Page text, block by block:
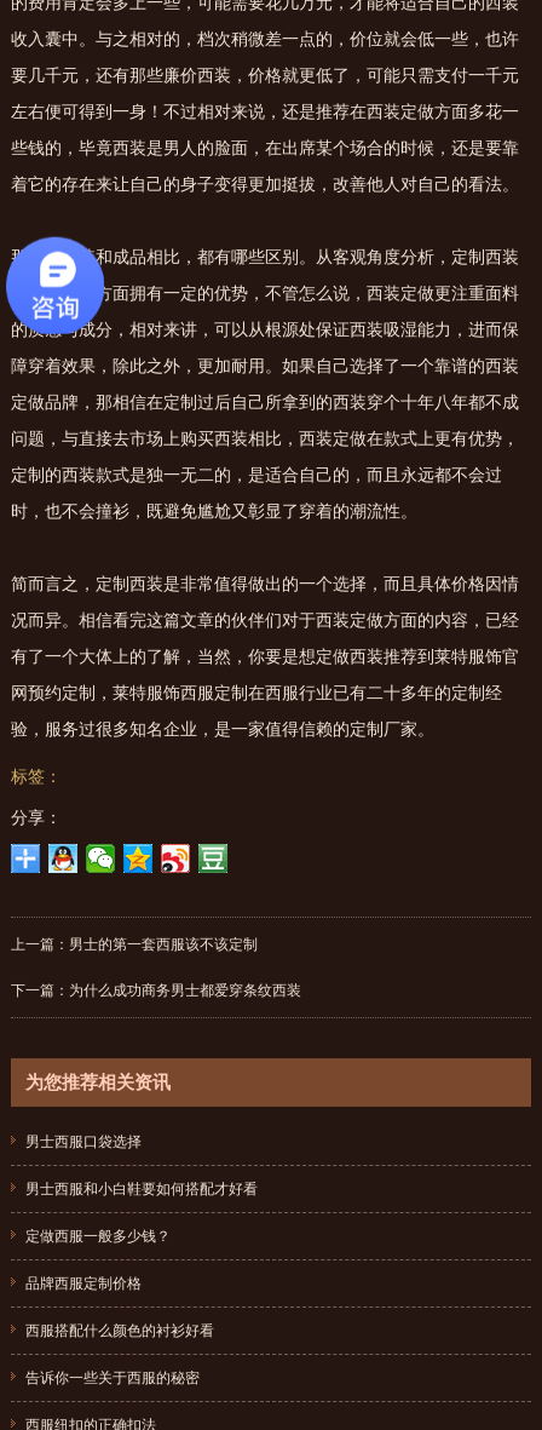
收入囊中。与之相对的，档次稍微差一点的，价位就会低一些，也许
要几千元，还有那些廉价西装，价格就更低了，可能只需支付一千元
左右便可得到一身！不过相对来说，还是推荐在西装定做方面多花一
些钱的，毕竟西装是男人的脸面，在出席某个场合的时候，还是要靠
着它的存在来让自己的身子变得更加挺拔，改善他人对自己的看法。
那定制西装和成品相比，都有哪些区别。从客观角度分析，定制西装
在面料选择方面拥有一定的优势，不管怎么说，西装定做更注重面料
的质感与成分，相对来讲，可以从根源处保证西装吸湿能力，进而保
障穿着效果，除此之外，更加耐用。如果自己选择了一个靠谱的西装
定做品牌，那相信在定制过后自己所拿到的西装穿个十年八年都不成
问题，与直接去市场上购买西装相比，西装定做在款式上更有优势，
定制的西装款式是独一无二的，是适合自己的，而且永远都不会过
时，也不会撞衫，既避免尴尬又彰显了穿着的潮流性。
简而言之，定制西装是非常值得做出的一个选择，而且具体价格因情
况而异。相信看完这篇文章的伙伴们对于西装定做方面的内容，已经
有了一个大体上的了解，当然，你要是想定做西装推荐到莱特服饰官
网预约定制，莱特服饰西服定制在西服行业已有二十多年的定制经
验，服务过很多知名企业，是一家值得信赖的定制厂家。
标签：
分享：
上一篇： 男士的第一套西服该不该定制
下一篇： 为什么成功商务男士都爱穿条纹西装
为您推荐相关资讯
男士西服口袋选择
{dede:field.pubdate function="MyDate('Y-m-d',@me)"/}
男士西服和小白鞋要如何搭配才好看
定做西服一般多少钱？
品牌西服定制价格
{dede:field.pubdate function="MyDate('Y-m-d',@me)"/}
西服搭配什么颜色的衬衫好看
告诉你一些关于西服的秘密
西服纽扣的正确扣法